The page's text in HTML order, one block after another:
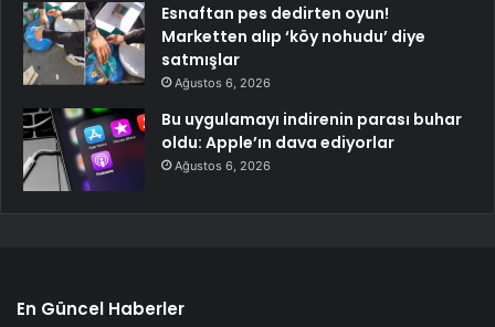
Esnaftan pes dedirten oyun!
Marketten alıp ‘köy nohudu’ diye
satmışlar
Ağustos 6, 2026
Bu uygulamayı indirenin parası buhar
oldu: Apple’ın dava ediyorlar
Ağustos 6, 2026
En Güncel Haberler